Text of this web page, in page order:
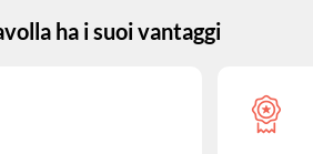
ha i suoi vantaggi